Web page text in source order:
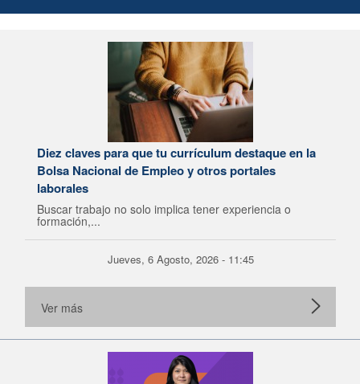
Diez claves para que tu currículum destaque en la
Bolsa Nacional de Empleo y otros portales
laborales
Buscar trabajo no solo implica tener experiencia o
formación,...
Jueves, 6 Agosto, 2026 - 11:45
Ver más